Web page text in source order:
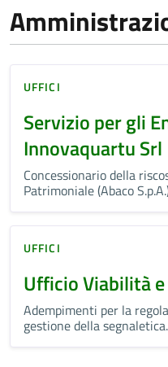
UFFICI
Servizio per gli
Innovaquartu Srl
Concessionario della
Patrimoniale (Abaco
UFFICI
Ufficio Viabilità
Adempimenti per la
gestione della segnaletica.